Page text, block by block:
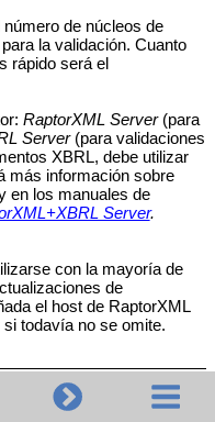
de núcleos de
la validación. Cuanto
rápido será el
RaptorXML Server(para
Server(para validaciones
XBRL, debe utilizar
más información sobre
en los manuales de
Server.
con la mayoría de
de
el host de RaptorXML
todavía no se omite.